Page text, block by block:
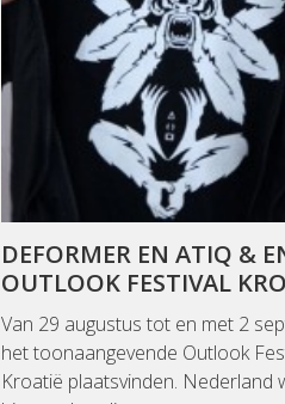
DEFORMER EN ATIQ &
OUTLOOK FESTIVAL
Van 29 augustus tot en met 2
het toonaangevende Outlook
Kroatië plaatsvinden. Nederland